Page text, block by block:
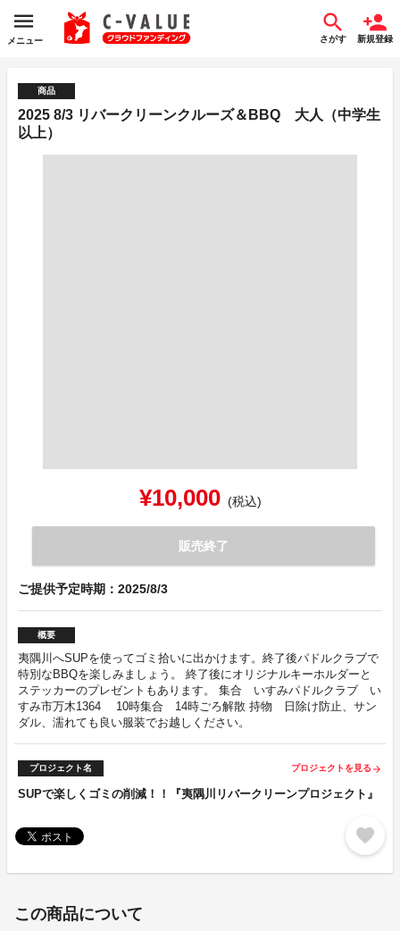
メニュー さがす 新規登録
商品
2025 8/3 リバークリーンクルーズ＆BBQ 大人（中学生
以上）
¥10,000 (税込)
販売終了
ご提供予定時期：2025/8/3
概要
夷隅川へSUPを使ってゴミ拾いに出かけます。終了後パドルクラブで
特別なBBQを楽しみましょう。 終了後にオリジナルキーホルダーと
ステッカーのプレゼントもあります。 集合 いすみパドルクラブ い
すみ市万木1364 10時集合 14時ごろ解散 持物 日除け防止、サン
ダル、濡れても良い服装でお越しください。
プロジェクト名 プロジェクトを見る arrow_forward
SUPで楽しくゴミの削減！！『夷隅川リバークリーンプロジェクト』
favorite
この商品について